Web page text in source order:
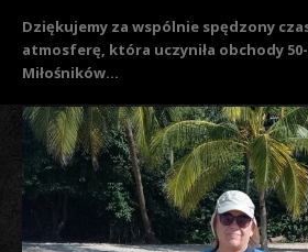
Dziękujemy za wspólnie spędzony
atmosferę, która uczyniła obchody
Miłośników...